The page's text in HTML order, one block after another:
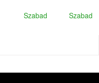
Szabad Szabad